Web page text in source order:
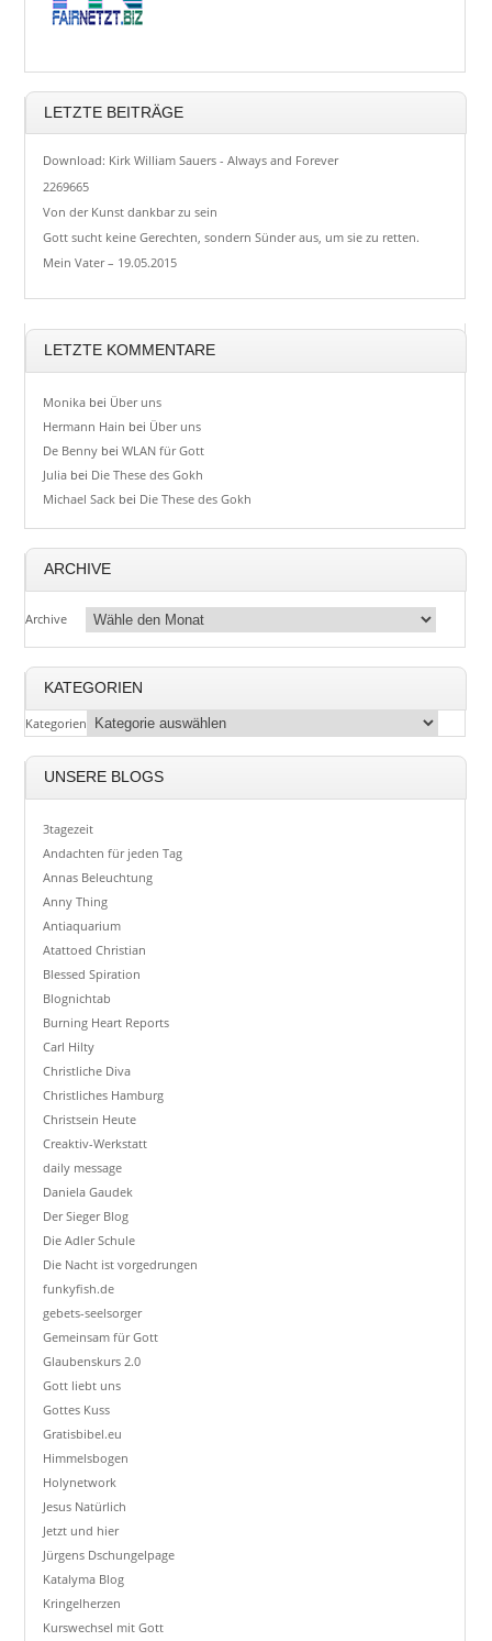
LETZTE BEITRÄGE
Download: Kirk William Sauers - Always and Forever
2269665
Von der Kunst dankbar zu sein
Gott sucht keine Gerechten, sondern Sünder aus, um sie zu retten.
Mein Vater – 19.05.2015
LETZTE KOMMENTARE
Monika bei Über uns
Hermann Hain bei Über uns
De Benny beiWLAN für Gott
Julia bei Die These des Gokh
Michael Sack bei Die These des Gokh
ARCHIVE
Archive
KATEGORIEN
Kategorien
UNSERE BLOGS
3tagezeit
Andachten für jeden Tag
Annas Beleuchtung
Anny Thing
Antiaquarium
Atattoed Christian
Blessed Spiration
Blognichtab
Burning Heart Reports
Carl Hilty
Christliche Diva
Christliches Hamburg
Christsein Heute
Creaktiv-Werkstatt
daily message
Daniela Gaudek
Der Sieger Blog
Die Adler Schule
Die Nacht ist vorgedrungen
funkyfish.de
gebets-seelsorger
Gemeinsam für Gott
Glaubenskurs 2.0
Gott liebt uns
Gottes Kuss
Gratisbibel.eu
Himmelsbogen
Holynetwork
Jesus Natürlich
Jetzt und hier
Jürgens Dschungelpage
Katalyma Blog
Kringelherzen
Kurswechsel mit Gott